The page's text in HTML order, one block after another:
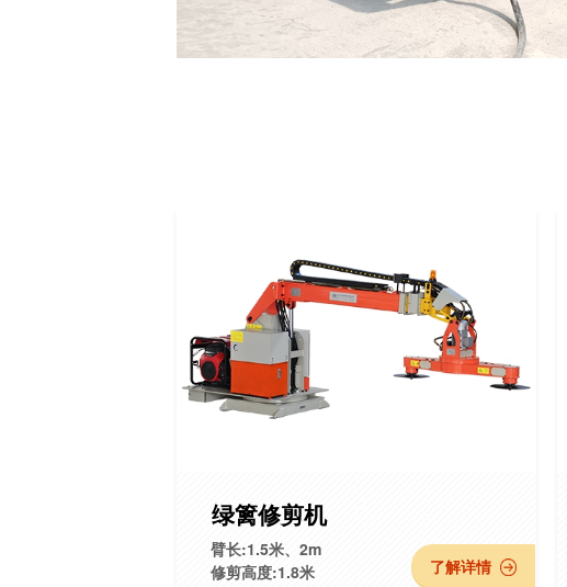
绿篱修剪机
臂长:1.5米、2m
修剪高度:1.8米
了解详情